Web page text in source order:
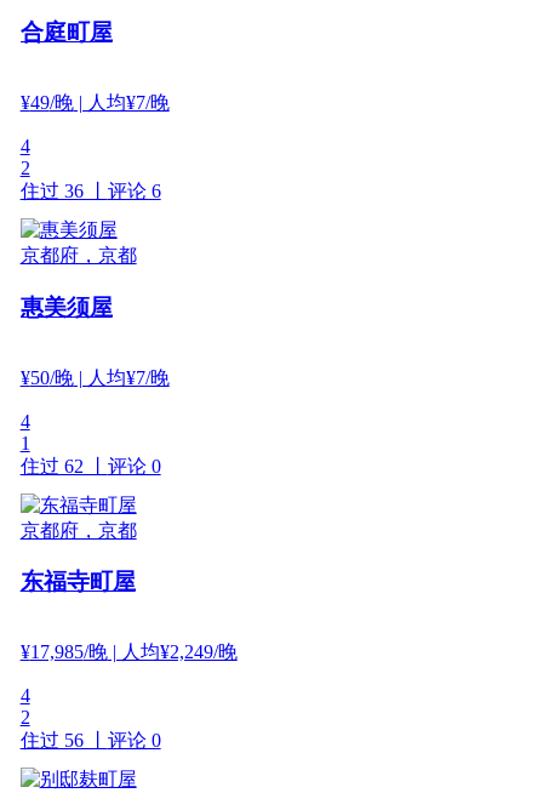
合庭町屋
¥49/晚| 人均¥7/晚
4
2
住过 36 丨 评论 6
京都府，京都
惠美须屋
¥50/晚| 人均¥7/晚
4
1
住过 62 丨 评论 0
京都府，京都
东福寺町屋
¥17,985/晚| 人均¥2,249/晚
4
2
住过 56 丨 评论 0